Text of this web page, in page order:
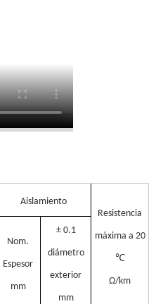
Aislamiento
Resistencia
máxima a 20
℃
Ω/km
Nom.
Espesor
mm
± 0.1
diámetro
exterior
mm